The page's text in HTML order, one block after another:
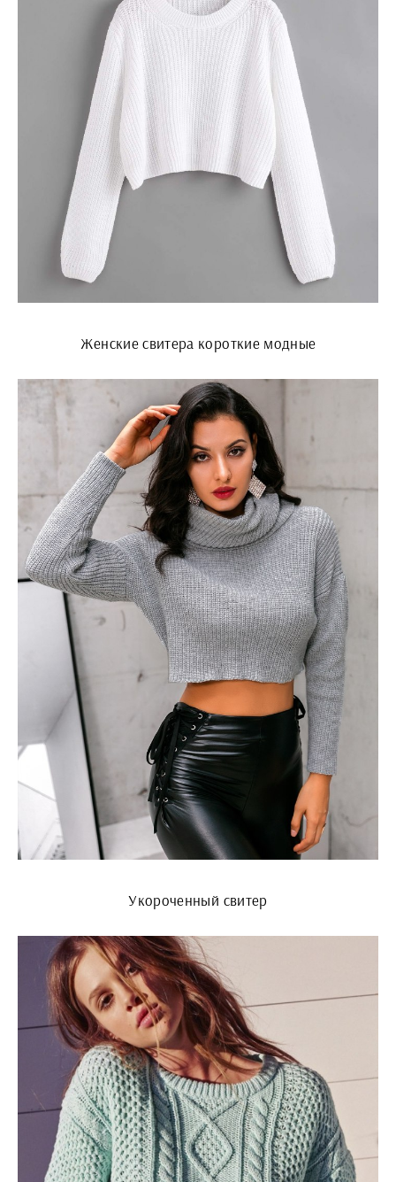
Женские свитера короткие модные
Укороченный свитер